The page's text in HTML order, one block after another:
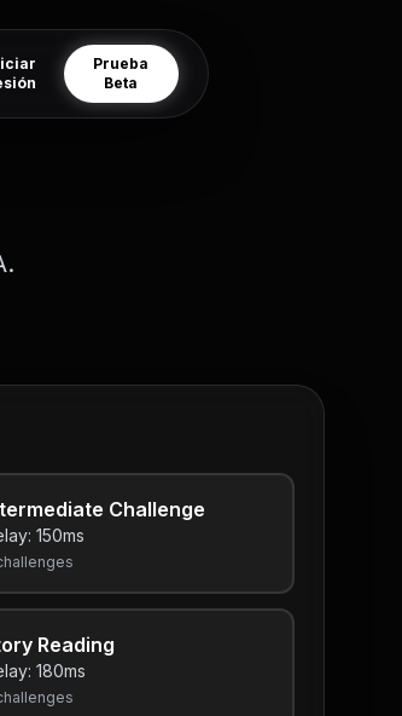
Prueba
Beta
Challenge
150ms
Reading
180ms